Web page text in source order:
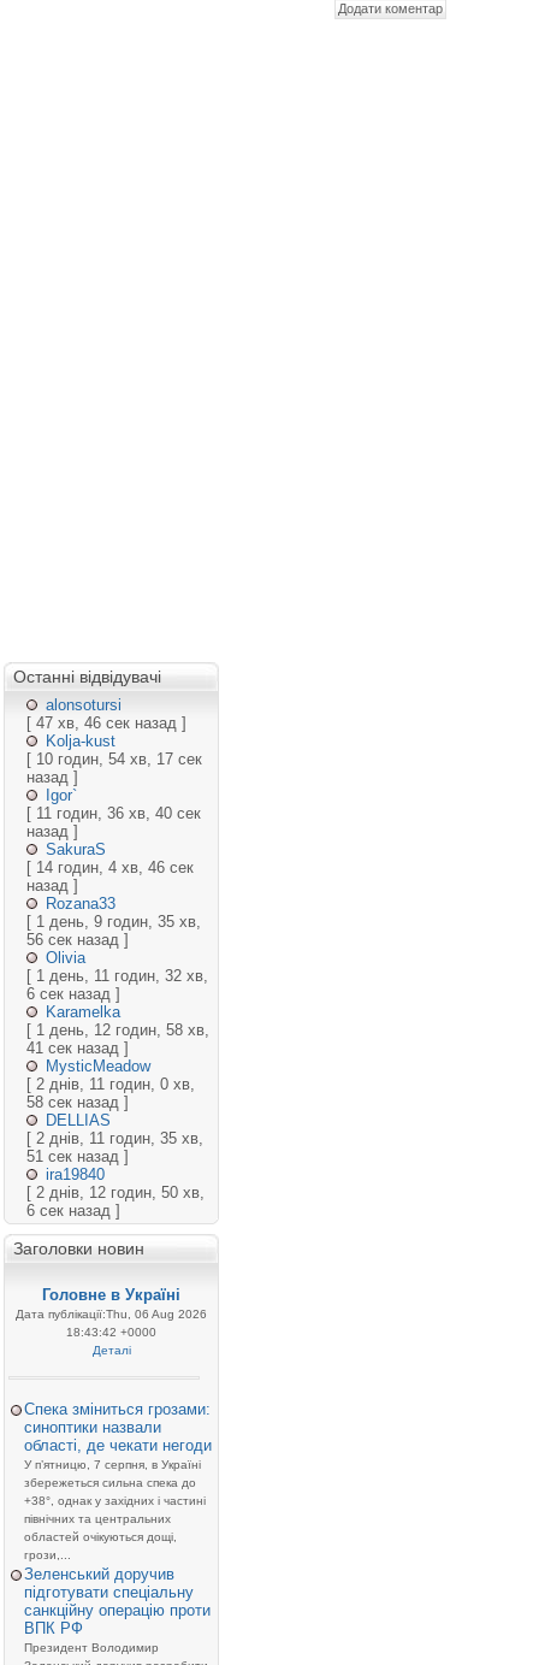
Останні відвідувачі
alonsotursi
[ 47 хв, 46 сек назад ]
Kolja-kust
[ 10 годин, 54 хв, 17 сек
назад ]
Igor`
[ 11 годин, 36 хв, 40 сек
назад ]
SakuraS
[ 14 годин, 4 хв, 46 сек
назад ]
Rozana33
[ 1 день, 9 годин, 35 хв,
56 сек назад ]
Olivia
[ 1 день, 11 годин, 32 хв,
6 сек назад ]
Karamelka
[ 1 день, 12 годин, 58 хв,
41 сек назад ]
MysticMeadow
[ 2 днів, 11 годин, 0 хв,
58 сек назад ]
DELLIAS
[ 2 днів, 11 годин, 35 хв,
51 сек назад ]
ira19840
[ 2 днів, 12 годин, 50 хв,
6 сек назад ]
Заголовки новин
Головне в Україні
Дата публікації:Thu, 06 Aug 2026
18:43:42 +0000
Деталі
Спека зміниться грозами:
синоптики назвали
області, де чекати негоди
У п’ятницю, 7 серпня, в Україні
збережеться сильна спека до
+38°, однак у західних і частині
північних та центральних
областей очікуються дощі,
грози,...
Зеленський доручив
підготувати спеціальну
санкційну операцію проти
ВПК РФ
Президент Володимир